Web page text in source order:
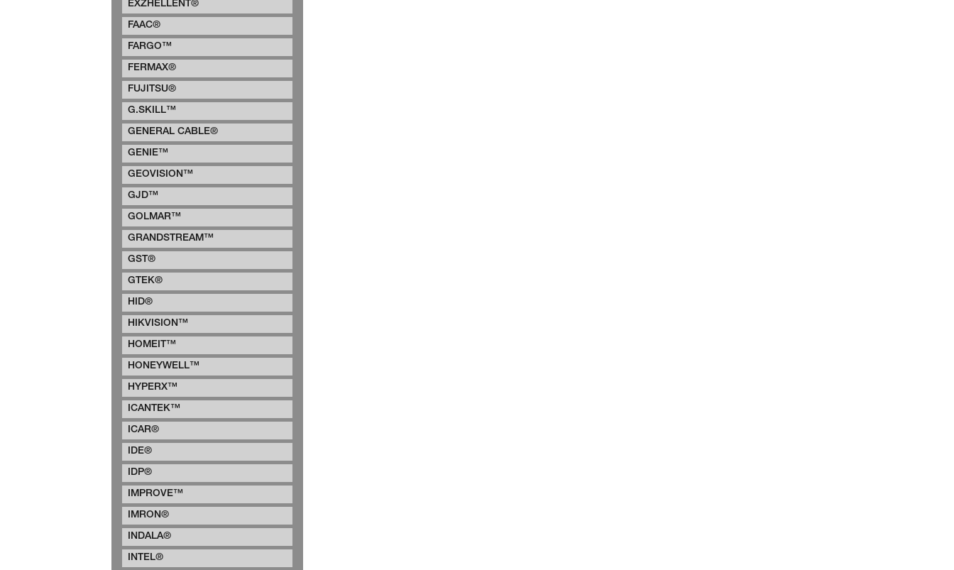
EXZHELLENT®
FAAC®
FARGO™
FERMAX®
FUJITSU®
G.SKILL™
GENERAL CABLE®
GENIE™
GEOVISION™
GJD™
GOLMAR™
GRANDSTREAM™
GST®
GTEK®
HID®
HIKVISION™
HOMEIT™
HONEYWELL™
HYPERX™
ICANTEK™
ICAR®
IDE®
IDP®
IMPROVE™
IMRON®
INDALA®
INTEL®